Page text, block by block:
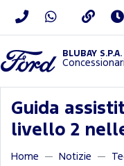
BLUBAY S.P.A.
Guida
livello 2
Home Notizie